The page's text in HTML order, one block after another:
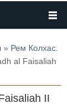
» Рем Колхас.
al Faisaliah
II